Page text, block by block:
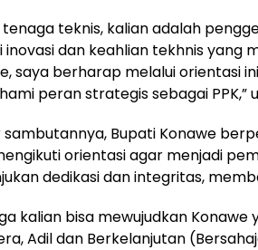
tenaga teknis, kalian adalah
inovasi dan keahlian tekhnis yang
saya berharap melalui orientasi
peran strategis sebagai PPK,”
sambutannya, Bupati Konawe
orientasi agar menjadi
dedikasi dan integritas,
kalian bisa mewujudkan Konawe
Adil dan Berkelanjutan